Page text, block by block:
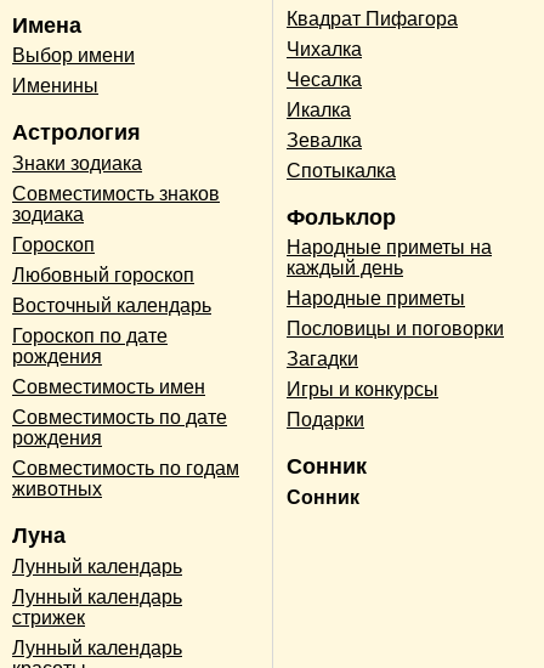
Имена
Выбор имени
Именины
Астрология
Знаки зодиака
Совместимость знаков
зодиака
Гороскоп
Любовный гороскоп
Восточный календарь
Гороскоп по дате
рождения
Совместимость имен
Совместимость по дате
рождения
Совместимость по годам
животных
Луна
Лунный календарь
Лунный календарь
стрижек
Лунный календарь
Квадрат Пифагора
Чихалка
Чесалка
Икалка
Зевалка
Спотыкалка
Фольклор
Народные приметы на
каждый день
Народные приметы
Пословицы и поговорки
Загадки
Игры и конкурсы
Подарки
Сонник
Сонник